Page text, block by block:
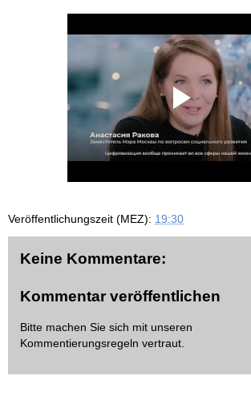
Veröffentlichungszeit (MEZ): 19:30
Keine Kommentare:
Kommentar veröffentlichen
Bitte machen Sie sich mit unseren
Kommentierungsregeln vertraut.